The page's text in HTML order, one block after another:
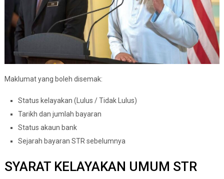
Maklumat yang boleh disemak:
Status kelayakan (Lulus / Tidak Lulus)
Tarikh dan jumlah bayaran
Status akaun bank
Sejarah bayaran STR sebelumnya
SYARAT KELAYAKAN UMUM STR